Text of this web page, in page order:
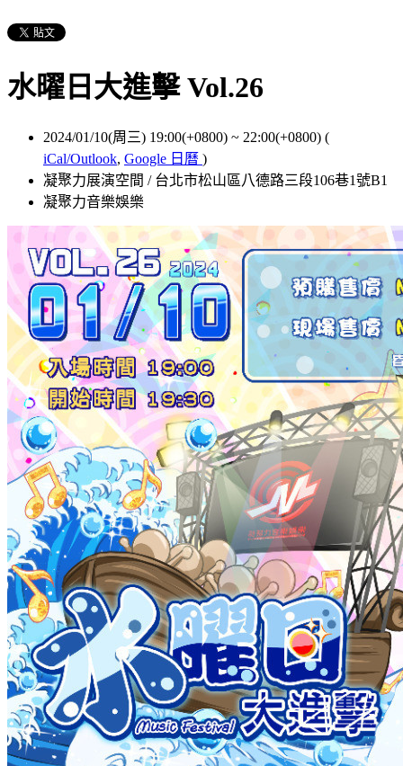
水曜日大進擊 Vol.26
2024/01/10(周三) 19:00(+0800) ~ 22:00(+0800) (
iCal/Outlook, Google 日曆 )
凝聚力展演空間 / 台北市松山區八德路三段106巷1號B1
凝聚力音樂娛樂